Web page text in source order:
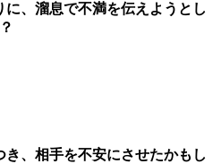
、溜息で不満を伝えようとし
、相手を不安にさせたかもし